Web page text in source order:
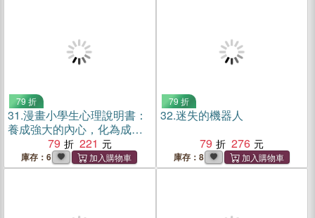
79 折
31.漫畫小學生心理說明書：
養成強大的內心，化為成長
79 221
庫存：6
79 折
32.迷失的機器人
79
276
庫存：8